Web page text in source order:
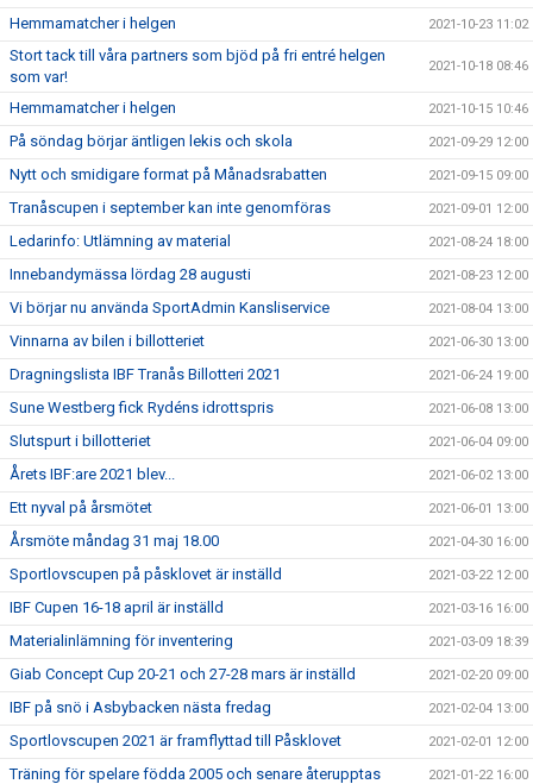
Hemmamatcher i helgen 2021-10-23 11:02
Stort tack till våra partners som bjöd på fri entré helgen
som var!
2021-10-18 08:46
Hemmamatcher i helgen 2021-10-15 10:46
På söndag börjar äntligen lekis och skola 2021-09-29 12:00
Nytt och smidigare format på Månadsrabatten 2021-09-15 09:00
Tranåscupen i september kan inte genomföras 2021-09-01 12:00
Ledarinfo: Utlämning av material 2021-08-24 18:00
Innebandymässa lördag 28 augusti 2021-08-23 12:00
Vi börjar nu använda SportAdmin Kansliservice 2021-08-04 13:00
Vinnarna av bilen i billotteriet 2021-06-30 13:00
Dragningslista IBF Tranås Billotteri 2021 2021-06-24 19:00
Sune Westberg fick Rydéns idrottspris 2021-06-08 13:00
Slutspurt i billotteriet 2021-06-04 09:00
Årets IBF:are 2021 blev... 2021-06-02 13:00
Ett nyval på årsmötet 2021-06-01 13:00
Årsmöte måndag 31 maj 18.00 2021-04-30 16:00
Sportlovscupen på påsklovet är inställd 2021-03-22 12:00
IBF Cupen 16-18 april är inställd 2021-03-16 16:00
Materialinlämning för inventering 2021-03-09 18:39
Giab Concept Cup 20-21 och 27-28 mars är inställd 2021-02-20 09:00
IBF på snö i Asbybacken nästa fredag 2021-02-04 13:00
Sportlovscupen 2021 är framflyttad till Påsklovet 2021-02-01 12:00
Träning för spelare födda 2005 och senare återupptas 2021-01-22 16:00